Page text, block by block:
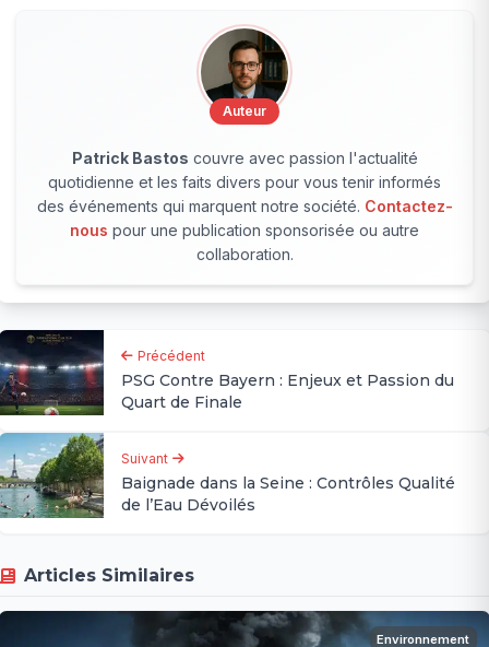
Auteur
Patrick Bastos couvre avec passion l'actualité
quotidienne et les faits divers pour vous tenir informés
des événements qui marquent notre société. Contactez-
nous pour une publication sponsorisée ou autre
collaboration.
Précédent
PSG Contre Bayern : Enjeux et Passion du
Quart de Finale
Suivant
Baignade dans la Seine : Contrôles Qualité
de l’Eau Dévoilés
Articles Similaires
Environnement